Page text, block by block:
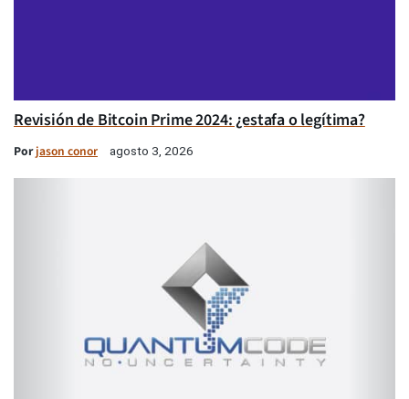
Revisión de Bitcoin Prime 2024: ¿estafa o legítima?
Porjason conor agosto 3, 2026